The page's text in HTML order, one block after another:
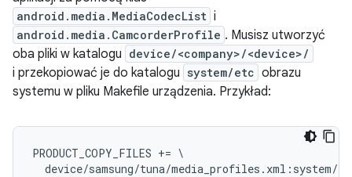
android.media.MediaCodecList i
android.media.CamcorderProfile . Musisz utworzyć
oba pliki w katalogu device/<company>/<device>/
i przekopiować je do katalogu system/etc obrazu
systemu w pliku Makefile urządzenia. Przykład:
PRODUCT_COPY_FILES += \
device/samsung/tuna/media_profiles.xml:system/